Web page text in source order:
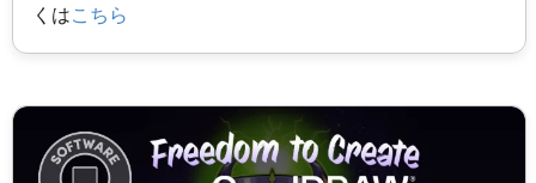
くはこちら